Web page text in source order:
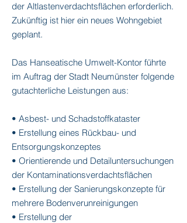
der Altlastenverdachtsflächen erforderlich.
Zukünftig ist hier ein neues Wohngebiet
geplant.
Das Hanseatische Umwelt-Kontor führte
im Auftrag der Stadt Neumünster folgende
gutachterliche Leistungen aus:
• Asbest- und Schadstoffkataster
• Erstellung eines Rückbau- und
Entsorgungskonzeptes
• Orientierende und Detailuntersuchungen
der Kontaminationsverdachtsflächen
• Erstellung der Sanierungskonzepte für
mehrere Bodenverunreinigungen
• Erstellung der